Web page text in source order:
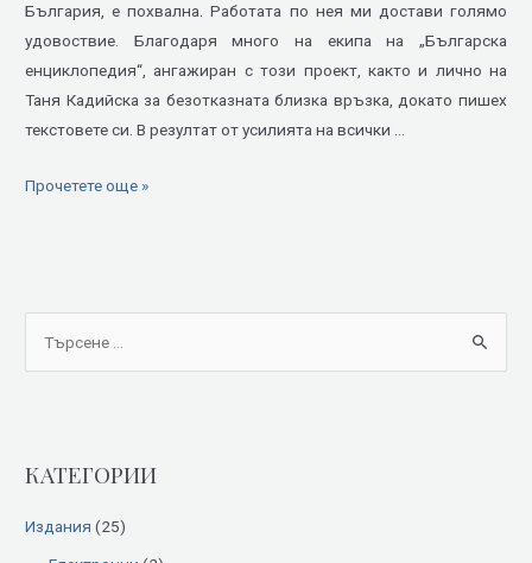
България, е похвална. Работата по нея ми достави голямо
удовоствие. Благодаря много на екипа на „Българска
енциклопедия“, ангажиран с този проект, както и лично на
Таня Кадийска за безотказната близка връзка, докато пишех
текстовете си. В резултат от усилията на всички …
Прочетете още »
c
КАТЕГОРИИ
Издания (25)